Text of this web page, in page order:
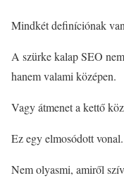
Mindkét definíciónak
A szürke kalap SEO
hanem valami középen.
Vagy átmenet a kettő
Ez egy elmosódott vonal.
Nem olyasmi, amiről